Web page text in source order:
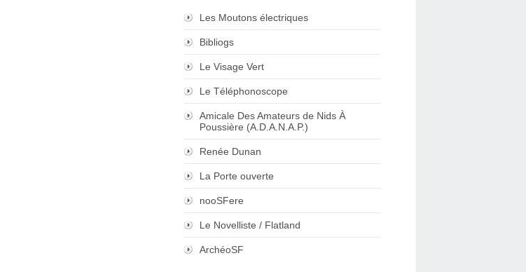
Les Moutons électriques
Bibliogs
Le Visage Vert
Le Téléphonoscope
Amicale Des Amateurs de Nids À
Poussière (A.D.A.N.A.P.)
Renée Dunan
La Porte ouverte
nooSFere
Le Novelliste / Flatland
ArchéoSF